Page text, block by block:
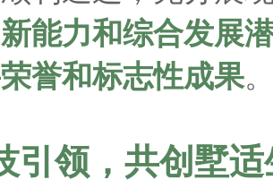
能力和综合发展
誉和标志性成果
引领，共创墅